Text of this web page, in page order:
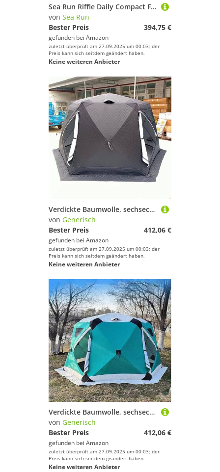
Sea Run Riffle Daily Compact Fliegenfischrute & Rolle Reiseetui – 3,4 m Ruten, Rollen und Ausrüstung (Kaffee)
von Sea Run
Bester Preis
394,75 €
gefunden bei Amazon
zuletzt überprüft am 27.09.2025 um 00:03; der
Preis kann sich seitdem geändert haben.
Keine weiteren Anbieter
Verdickte Baumwolle, sechseckig, Camping-Unterstand für Outdoor-Winterangeln, wasserdicht, isolierte Outdoor-Ausrüstung (dunkelgrau, vollfarbig)
von Generisch
Bester Preis
412,06 €
gefunden bei Amazon
zuletzt überprüft am 27.09.2025 um 00:03; der
Preis kann sich seitdem geändert haben.
Keine weiteren Anbieter
Verdickte Baumwolle, sechseckig, Camping-Unterstand für Outdoor-Winterangeln, wasserdicht, isolierte Outdoor-Ausrüstung (blau hellgrau)
von Generisch
Bester Preis
412,06 €
gefunden bei Amazon
zuletzt überprüft am 27.09.2025 um 00:03; der
Preis kann sich seitdem geändert haben.
Keine weiteren Anbieter